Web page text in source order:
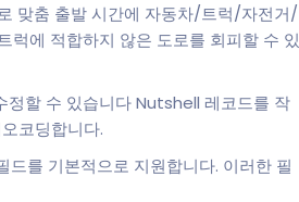
맞춤 출발 시간에 자동차/트럭/자전거/
럭에 적합하지 않은 도로를 회피할 수 있
할 수 있습니다 Nutshell 레코드를 작
코딩합니다.
를 기본적으로 지원합니다. 이러한 필